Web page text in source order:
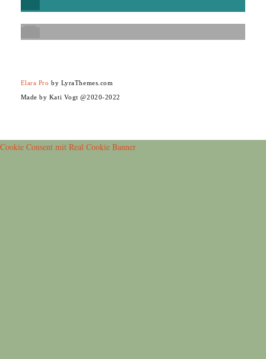
Elara Pro by LyraThemes.com
Made by Kati Vogt @2020-2022
Cookie Consent mit Real Cookie Banner